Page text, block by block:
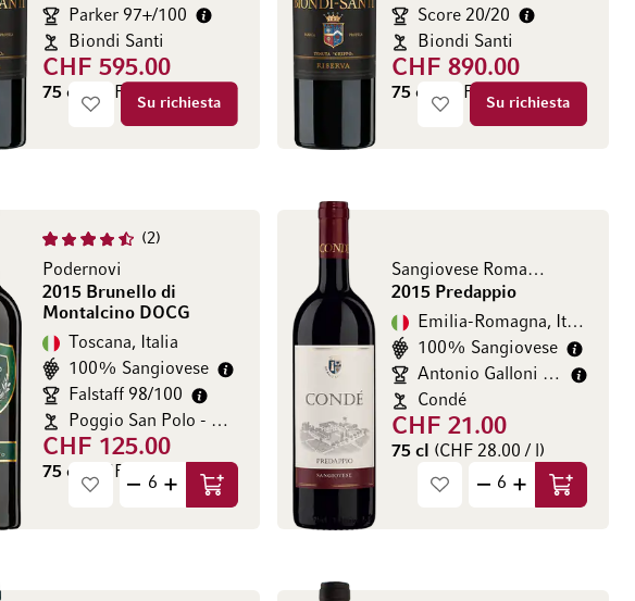
Parker 97+/100
Biondi Santi
CHF 595.00
75 cl (CHF 793.33 / l)
Su richiesta
Score 20/20
Biondi Santi
CHF 890.00
75 cl (CHF 1’186.67 / l)
Su richiesta
2
Podernovi
2015 Brunello di
Montalcino DOCG
Toscana, Italia
100% Sangiovese
Falstaff 98/100
Poggio San Polo - Marilisa Allegrini
CHF 125.00
75 cl (CHF 166.67 / l)
Aggiungi al Carrello
Sangiovese Romagna DOC
2015 Predappio
Emilia-Romagna, Italia
100% Sangiovese
Antonio Galloni 92+/100
Condé
CHF 21.00
75 cl (CHF 28.00 / l)
Aggiungi